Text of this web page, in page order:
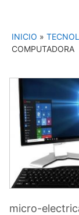
INICIO »
COMPUTADORA
micro-